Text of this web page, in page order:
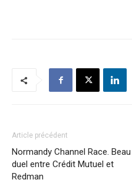
Article précédent
Normandy Channel Race. Beau
duel entre Crédit Mutuel et
Redman